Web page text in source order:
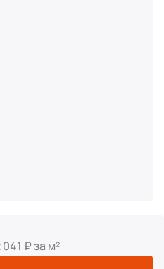
газового котла
041 ₽ за м²